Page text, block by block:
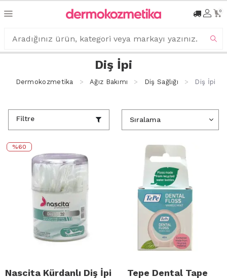
0
Diş İpi
Dermokozmetika Ağız Bakımı Diş Sağlığı Diş İpi
Filtre
%60
Nascita Kürdanlı Diş İpi
Tepe Dental Tape